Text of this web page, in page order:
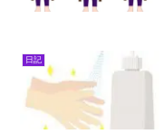
日記